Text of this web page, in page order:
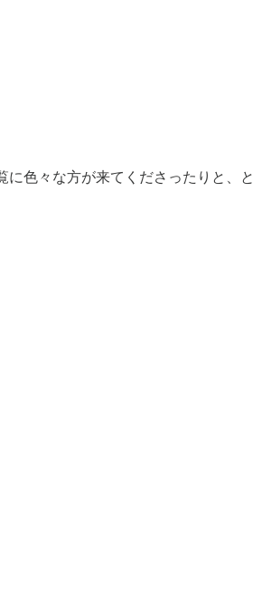
色々な方が来てくださったりと、と